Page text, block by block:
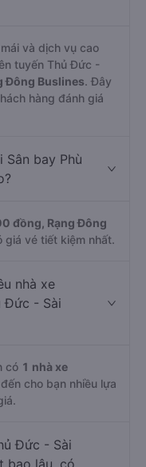
và dịch vụ cao
tuyến Thủ Đức -
Đông Buslines. Đây
hàng đánh giá
Sân bay Phù
đồng, Rạng Đông
giá vé tiết kiệm nhất.
nhà xe
Đức - Sài
có 1 nhà xe
cho bạn nhiều lựa
Đức - Sài
bao lâu, có